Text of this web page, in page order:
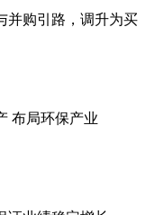
并购引路，调升为买
布局环保产业